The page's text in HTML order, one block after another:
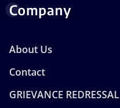
Company
About Us
Contact
GRIEVANCE REDRESSAL